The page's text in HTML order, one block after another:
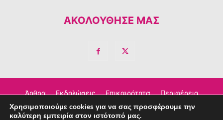
ΑΚΟΛΟΥΘΗΣΕ ΜΑΣ
Άρθρα Εκδηλώσεις Επικαιρότητα Περιφέρεια
Σχόλια Τέχνη – Πολιτισμός Διαφημιστείτε
Χρησιμοποιούμε cookies για να σας προσφέρουμε την
καλύτερη εμπειρία στον ιστότοπό μας.